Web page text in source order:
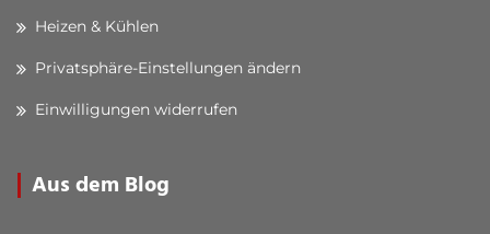
Heizen & Kühlen
Privatsphäre-Einstellungen ändern
Einwilligungen widerrufen
Aus dem Blog